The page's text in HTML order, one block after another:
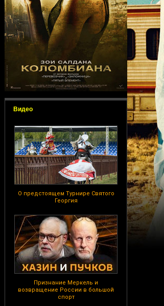
Видео
О предстоящем Турнире Святого
Георгия
Признание Меркель и
возвращение России в большой
спорт